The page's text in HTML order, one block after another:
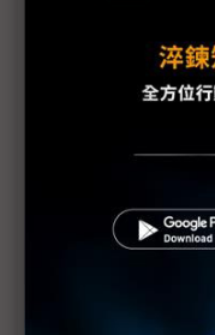
雙虎跨域奔向新藍
產二期將啟動
面板雙虎跨向半導
進封裝、友達從小金
群創活用舊世代線